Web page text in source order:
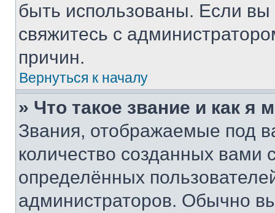
быть использованы. Если
свяжитесь с
причин.
Вернуться к началу
» Что такое звание и как я
Звания, отображаемые под
количество созданных
определённых
администраторов. Обычно